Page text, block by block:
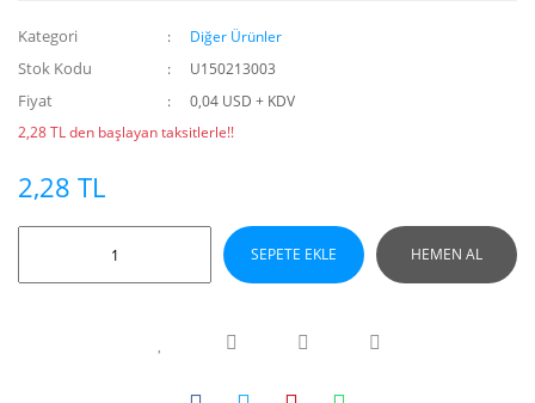
Kategori Diğer Ürünler
Stok Kodu U150213003
Fiyat
0,04 USD + KDV
2,28 TL den başlayan taksitlerle!!
2,28 TL
SEPETE EKLE HEMEN AL